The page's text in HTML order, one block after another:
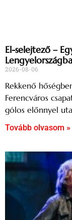
El-selejtező –
2026-08-06
Rekkenő
Ferencváros
gólos előnnyel
Tovább olvasom »